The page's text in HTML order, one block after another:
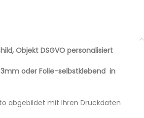
Objekt DSGVO personalisiert
oder Folie-selbstklebend in
abgebildet mit Ihren Druckdaten